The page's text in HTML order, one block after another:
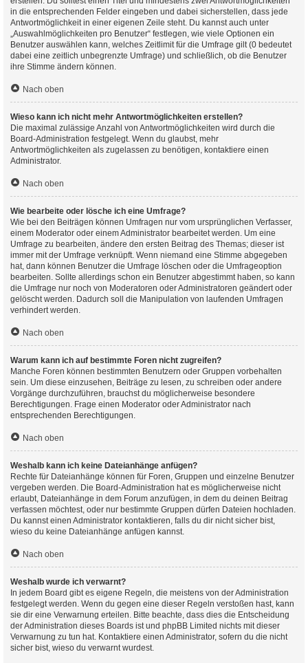
in die entsprechenden Felder eingeben und dabei sicherstellen, dass jede
Antwortmöglichkeit in einer eigenen Zeile steht. Du kannst auch unter
„Auswahlmöglichkeiten pro Benutzer“ festlegen, wie viele Optionen ein
Benutzer auswählen kann, welches Zeitlimit für die Umfrage gilt (0 bedeutet
dabei eine zeitlich unbegrenzte Umfrage) und schließlich, ob die Benutzer
ihre Stimme ändern können.
Nach oben
Wieso kann ich nicht mehr Antwortmöglichkeiten erstellen?
Die maximal zulässige Anzahl von Antwortmöglichkeiten wird durch die
Board-Administration festgelegt. Wenn du glaubst, mehr
Antwortmöglichkeiten als zugelassen zu benötigen, kontaktiere einen
Administrator.
Nach oben
Wie bearbeite oder lösche ich eine Umfrage?
Wie bei den Beiträgen können Umfragen nur vom ursprünglichen Verfasser,
einem Moderator oder einem Administrator bearbeitet werden. Um eine
Umfrage zu bearbeiten, ändere den ersten Beitrag des Themas; dieser ist
immer mit der Umfrage verknüpft. Wenn niemand eine Stimme abgegeben
hat, dann können Benutzer die Umfrage löschen oder die Umfrageoption
bearbeiten. Sollte allerdings schon ein Benutzer abgestimmt haben, so kann
die Umfrage nur noch von Moderatoren oder Administratoren geändert oder
gelöscht werden. Dadurch soll die Manipulation von laufenden Umfragen
verhindert werden.
Nach oben
Warum kann ich auf bestimmte Foren nicht zugreifen?
Manche Foren können bestimmten Benutzern oder Gruppen vorbehalten
sein. Um diese einzusehen, Beiträge zu lesen, zu schreiben oder andere
Vorgänge durchzuführen, brauchst du möglicherweise besondere
Berechtigungen. Frage einen Moderator oder Administrator nach
entsprechenden Berechtigungen.
Nach oben
Weshalb kann ich keine Dateianhänge anfügen?
Rechte für Dateianhänge können für Foren, Gruppen und einzelne Benutzer
vergeben werden. Die Board-Administration hat es möglicherweise nicht
erlaubt, Dateianhänge in dem Forum anzufügen, in dem du deinen Beitrag
verfassen möchtest, oder nur bestimmte Gruppen dürfen Dateien hochladen.
Du kannst einen Administrator kontaktieren, falls du dir nicht sicher bist,
wieso du keine Dateianhänge anfügen kannst.
Nach oben
Weshalb wurde ich verwarnt?
In jedem Board gibt es eigene Regeln, die meistens von der Administration
festgelegt werden. Wenn du gegen eine dieser Regeln verstoßen hast, kann
sie dir eine Verwarnung erteilen. Bitte beachte, dass dies die Entscheidung
der Administration dieses Boards ist und phpBB Limited nichts mit dieser
Verwarnung zu tun hat. Kontaktiere einen Administrator, sofern du die nicht
sicher bist, wieso du verwarnt wurdest.